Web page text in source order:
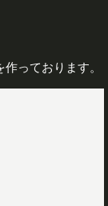
っております。